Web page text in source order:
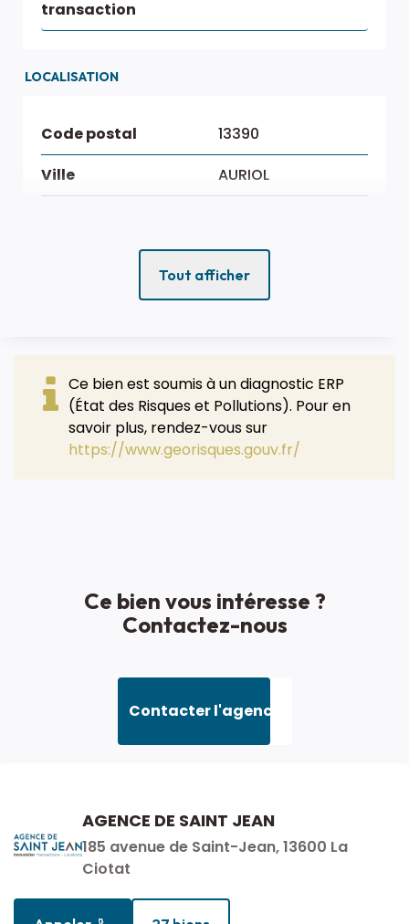
transaction
LOCALISATION
Code postal
13390
Ville
AURIOL
sainte baume
1
Distance
Commerces
2 km
Distance Mer
15 Km
ASPECTS FINANCIERS
SURFACES
Surface 168 m2
Tout afficher
Ce bien est soumis à un diagnostic ERP
(État des Risques et Pollutions). Pour en
savoir plus, rendez-vous sur
https://www.georisques.gouv.fr/
Ce bien vous intéresse ?
Contactez-nous
Contacter l'agence
AGENCE DE SAINT JEAN
185 avenue de Saint-Jean, 13600 La
Ciotat